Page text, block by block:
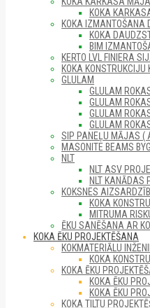
KOKA
KOKA IZMANTOŠANA
KOKA
BIM
KERTO LVL FINIERA
KOKA
GLULAM
GLULAM
GLULAM
GLULAM
GLULAM
SIP PANEĻU MĀJAS (
MASONITE BEAMS
NLT
NLT ASV
NLT KANĀDAS
KOKSNES
KOKA
MITRUMA
ĒKU SANĒŠANA AR
KOKA ĒKU PROJEKTĒŠANA
KOKMATERIĀLU
KOKA
KOKA ĒKU
KOKA ĒKU
KOKA ĒKU
KOKA TILTU